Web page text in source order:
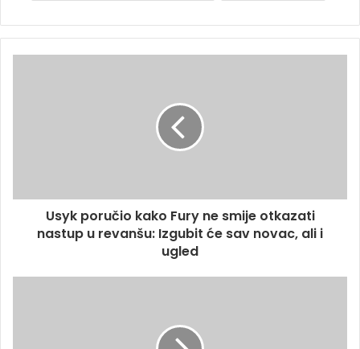
Usyk poručio kako Fury ne smije otkazati
nastup u revanšu: Izgubit će sav novac, ali i
ugled